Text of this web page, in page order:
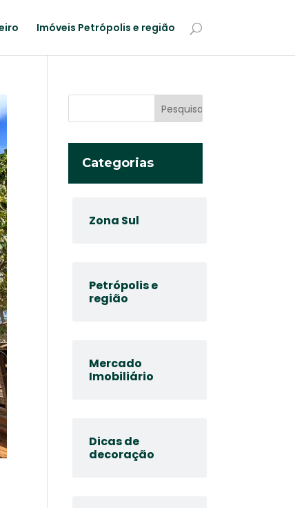
Imóveis Petrópolis e região
Categorias
Zona Sul
Petrópolis e
região
Mercado
Imobiliário
Dicas de
decoração